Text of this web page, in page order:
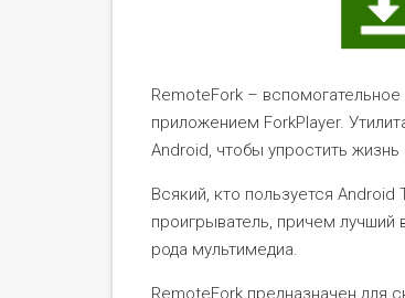
RemoteFork –
приложением ForkPlayer.
Android, чтобы упростить
Всякий, кто пользуется
проигрыватель, причем
рода мультимедиа.
RemoteFork предназначен для